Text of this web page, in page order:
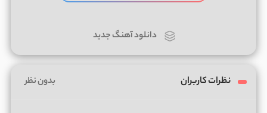
دانلود آهنگ جدید
نظرات کاربران بدون نظر